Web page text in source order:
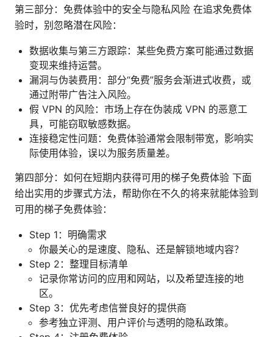
第三部分：免费体验中的安全与隐私风险 在追求免费体
验时，别忽略潜在风险：
数据收集与第三方跟踪：某些免费方案可能通过数据
变现来维持运营。
漏洞与伪装费用：部分“免费”服务会渐进式收费，或
通过附带广告注入风险。
假 VPN 的风险：市场上存在伪装成 VPN 的恶意工
具，可能窃取敏感数据。
连接稳定性问题：免费体验通常会限制带宽，影响实
际使用体验，误以为服务质量差。
第四部分：如何在短期内获得可用的梯子免费体验 下面
给出实用的步骤式方法，帮助你在不久的将来就能体验到
可用的梯子免费体验：
Step 1：明确需求
你最关心的是速度、隐私、还是解锁地域内容？
Step 2：整理目标清单
记录你常访问的应用和网站，以及希望连接的地
区。
Step 3：优先考虑信誉良好的提供商
参考独立评测、用户评价与透明的隐私政策。